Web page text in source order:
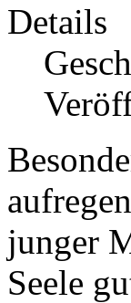
Details
junger
Seele